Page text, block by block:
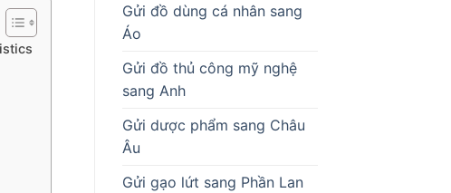
Gửi đồ dùng cá nhân sang
Áo
Gửi đồ thủ công mỹ nghệ
sang Anh
Gửi dược phẩm sang Châu
Âu
Gửi gạo lứt sang Phần Lan